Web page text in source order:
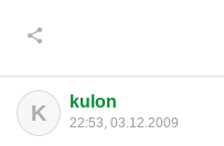
K kulon
22:53, 03.12.2009